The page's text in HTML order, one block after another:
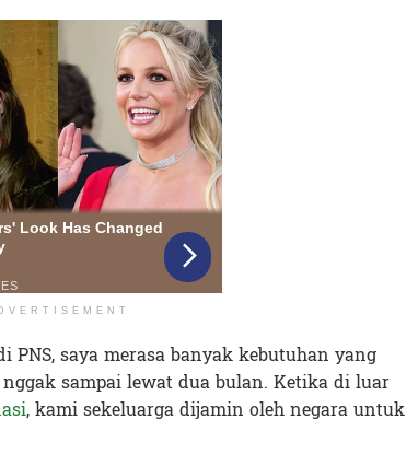
PNS, saya merasa banyak kebutuhan yang
sampai lewat dua bulan. Ketika di luar
, kami sekeluarga dijamin oleh negara untuk